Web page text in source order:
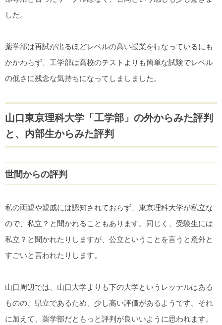
した。
薬学部は再試が出るほどレベルの高い授業を行なっているにも
かかわらず、工学部は高校のテストよりも簡単な試験でレベル
の低さに残念な気持ちになってしましました。
山口東京理科大学「工学部」の外からみた評判
と、内部生からみた評判
世間からの評判
私の両親や親戚には認知されておらず、東京理科大学が私立な
ので、私立？と聞かれることもあります。同じく、受験生には
私立？と聞かれたりしますが、公立ということを言うと意外と
すごいと言われたりします。
山口周辺では、山口大学よりも下の大学というレッテルはある
ものの、県立であるため、少し高い評価があるようです。それ
に加えて、薬学部だともっと評判が良いいように思われます。